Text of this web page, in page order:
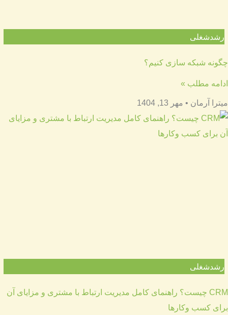
رشدشغلی
چگونه شبکه سازی کنیم؟
ادامه مطلب »
میترا آرمان مهر 13, 1404
رشدشغلی
CRM چیست؟ راهنمای کامل مدیریت ارتباط با مشتری و مزایای آن
برای کسب وکارها